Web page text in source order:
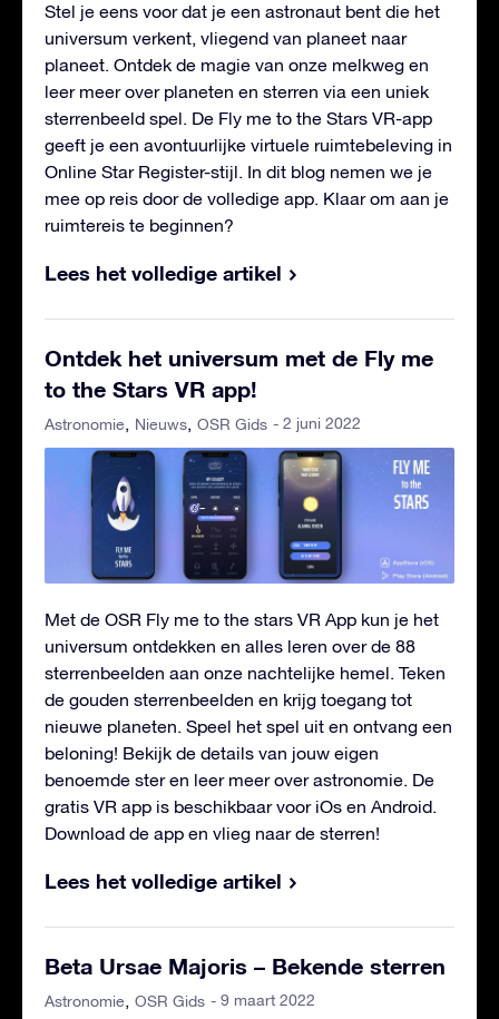
Stel je eens voor dat je een astronaut bent die het
universum verkent, vliegend van planeet naar
planeet. Ontdek de magie van onze melkweg en
leer meer over planeten en sterren via een uniek
sterrenbeeld spel. De Fly me to the Stars VR-app
geeft je een avontuurlijke virtuele ruimtebeleving in
Online Star Register-stijl. In dit blog nemen we je
mee op reis door de volledige app. Klaar om aan je
ruimtereis te beginnen?
Lees het volledige artikel
Ontdek het universum met de Fly me
to the Stars VR app!
Astronomie Nieuws OSR Gids - 2 juni 2022
Met de OSR Fly me to the stars VR App kun je het
universum ontdekken en alles leren over de 88
sterrenbeelden aan onze nachtelijke hemel. Teken
de gouden sterrenbeelden en krijg toegang tot
nieuwe planeten. Speel het spel uit en ontvang een
beloning! Bekijk de details van jouw eigen
benoemde ster en leer meer over astronomie. De
gratis VR app is beschikbaar voor iOs en Android.
Download de app en vlieg naar de sterren!
Lees het volledige artikel
Beta Ursae Majoris – Bekende sterren
Astronomie OSR Gids - 9 maart 2022